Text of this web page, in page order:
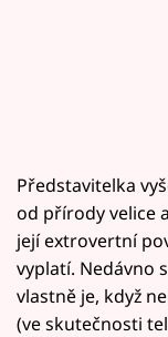
Představitelka
od přírody velice
její extrovertní
vyplatí. Nedávno
vlastně je, když
(ve skutečnosti